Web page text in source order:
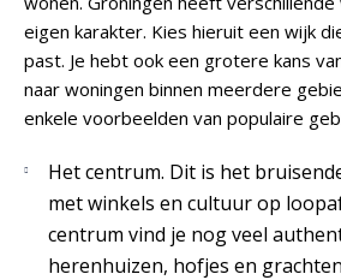
eigen karakter. Kies hieruit een wijk
past. Je hebt ook een grotere kans
naar woningen binnen meerdere
enkele voorbeelden van populaire
Het centrum. Dit is het
met winkels en cultuur op
centrum vind je nog veel
herenhuizen, hofjes en